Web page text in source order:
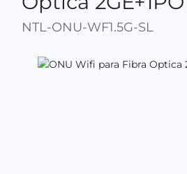
NTL-ONU-WF1.5G-SL